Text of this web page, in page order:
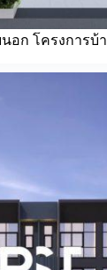
อก โครงการบ้